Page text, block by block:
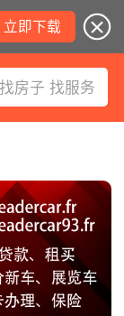
立即下载
房子 找服务